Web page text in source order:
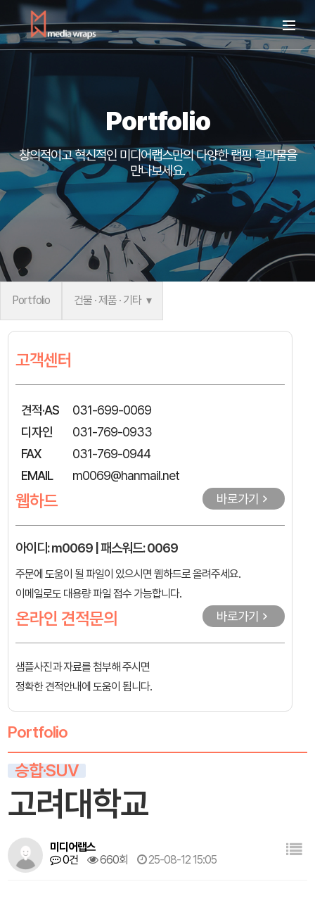
Portfolio
창의적이고 혁신적인 미디어랩스만의다양한 랩핑 결과물을
만나보세요.
Portfolio 건물 · 제품 · 기타
고객센터
견적·AS
디자인
FAX
EMAIL
031-699-0069
031-769-0933
031-769-0944
m0069@hanmail.net
웹하드 바로가기
아이디: m0069 | 패스워드: 0069
주문에 도움이 될 파일이 있으시면 웹하드로 올려주세요.
이메일로도 대용량 파일 접수 가능합니다.
온라인 견적문의 바로가기
샘플사진과 자료를 첨부해 주시면
정확한 견적안내에 도움이 됩니다.
Portfolio
승합·SUV
고려대학교
미디어랩스
0건
660회 25-08-12 15:05